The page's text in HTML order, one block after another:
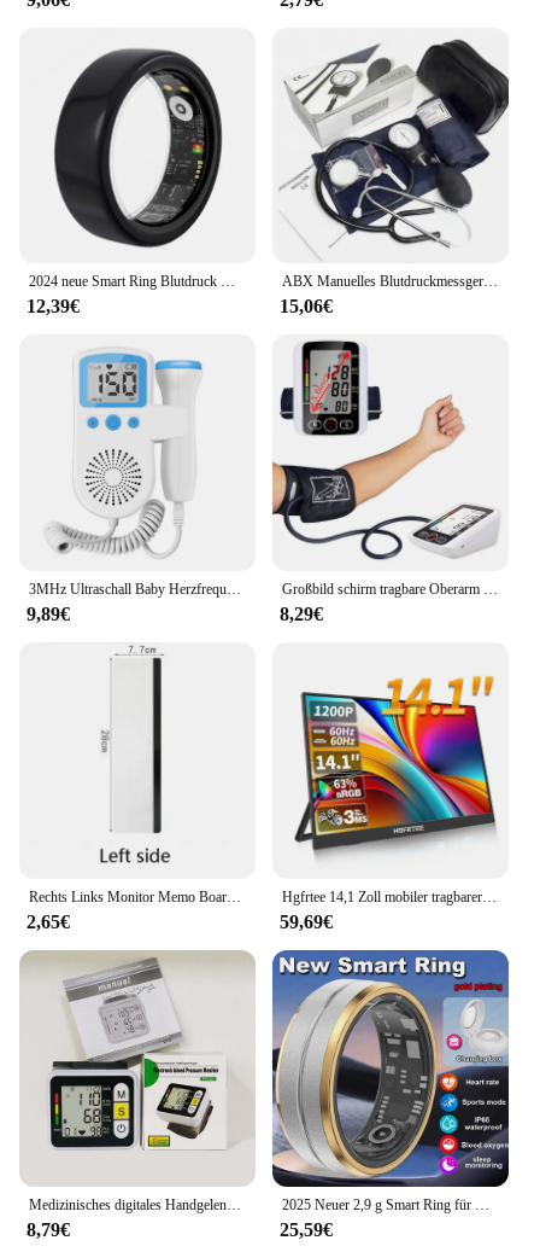
2024 neue Smart Ring Blutdruck Überwachung Schlaf Gesundheit IP68 Wasserdichte Überwachung Übung Remote Care
12,39€
ABX Manuelles Blutdruckmessgerät Diastolisches Blutdruckmessgerät Doppelseitiges Arzt-Stethoskop Blutdruckmessgerät Manschette Home
15,06€
3MHz Ultraschall Baby Herzfrequenz Detektor Schwangere Ultraschall Baby Herzschlag Monitor Fetal Monitor Doppler Stethoskop Für Pregna
9,89€
Großbild schirm tragbare Oberarm BP Meter elektronische digitale Blutdruck messgeräte automatische Messung Blutdruck messgerät
8,29€
Rechts Links Monitor Memo Board Schreibtisch Zubehör Computer Display Nachricht Board Computer Sticky Note Clip Büro Liefert
2,65€
Hgfrtee 14,1 Zoll mobiler tragbarer Monitor ips zweiter Spiel bildschirm erweitertes Display für Laptop mit Halterung für Xbox/Himbeer-Pi
59,69€
Medizinisches digitales Handgelenk-Blutdruckmessgerät, Herzfrequenz-Pulsmesser, Messung des Blutdruckmessers, PR-LCD-Bildschirm, tragbares Gesundheitswesen
8,79€
2025 Neuer 2,9 g Smart Ring für Männer, Gesamtgesundheitsüberwachung, Übungsschritte, Taschenrechner, IP68, wasserdicht, GPS, Bewegungsverfolgung, Smartring für Frauen
25,59€